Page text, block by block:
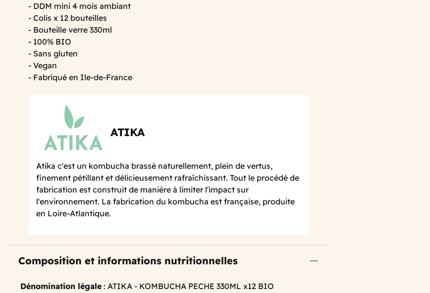
- DDM mini 4 mois ambiant
- Colis x 12 bouteilles
- Bouteille verre 330ml
- 100% BIO
- Sans gluten
- Vegan
- Fabriqué en Ile-de-France
ATIKA
Atika c'est un kombucha brassé naturellement, plein de vertus,
finement pétillant et délicieusement rafraîchissant. Tout le procédé de
fabrication est construit de manière à limiter l'impact sur
l'environnement. La fabrication du kombucha est française, produite
en Loire-Atlantique.
Composition et informations nutritionnelles
Dénomination légale : ATIKA - KOMBUCHA PECHE 330ML x12 BIO